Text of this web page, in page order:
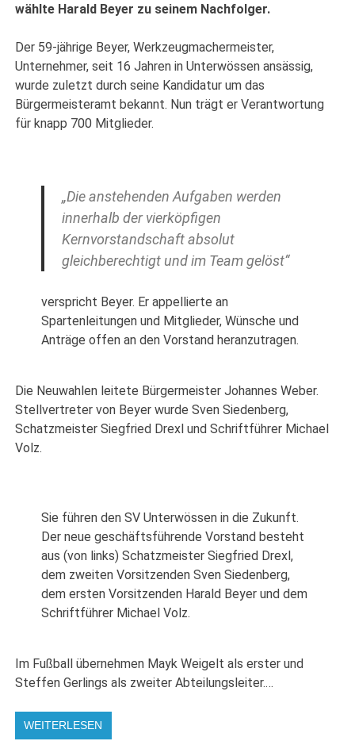
wählte Harald Beyer zu seinem Nachfolger.
Der 59-jährige Beyer, Werkzeugmachermeister,
Unternehmer, seit 16 Jahren in Unterwössen ansässig,
wurde zuletzt durch seine Kandidatur um das
Bürgermeisteramt bekannt. Nun trägt er Verantwortung
für knapp 700 Mitglieder.
„Die anstehenden Aufgaben werden
innerhalb der vierköpfigen
Kernvorstandschaft absolut
gleichberechtigt und im Team gelöst“
verspricht Beyer. Er appellierte an
Spartenleitungen und Mitglieder, Wünsche und
Anträge offen an den Vorstand heranzutragen.
Die Neuwahlen leitete Bürgermeister Johannes Weber.
Stellvertreter von Beyer wurde Sven Siedenberg,
Schatzmeister Siegfried Drexl und Schriftführer Michael
Volz.
Sie führen den SV Unterwössen in die Zukunft.
Der neue geschäftsführende Vorstand besteht
aus (von links) Schatzmeister Siegfried Drexl,
dem zweiten Vorsitzenden Sven Siedenberg,
dem ersten Vorsitzenden Harald Beyer und dem
Schriftführer Michael Volz.
Im Fußball übernehmen Mayk Weigelt als erster und
Steffen Gerlings als zweiter Abteilungsleiter.…
WEITERLESEN